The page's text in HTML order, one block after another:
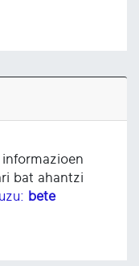
bat ahantzi
bete